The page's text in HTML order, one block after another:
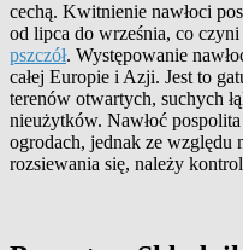
cechą. Kwitnienie nawłoci
od lipca do września, co
pszczół. Występowanie
całej Europie i Azji. Jest to
terenów otwartych, suchych
nieużytków. Nawłoć
ogrodach, jednak ze względu
rozsiewania się, należy